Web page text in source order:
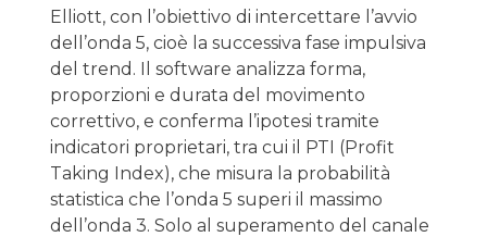
Elliott, con l’obiettivo di intercettare l’avvio
dell’onda 5, cioè la successiva fase impulsiva
del trend. Il software analizza forma,
proporzioni e durata del movimento
correttivo, e conferma l’ipotesi tramite
indicatori proprietari, tra cui il PTI (Profit
Taking Index), che misura la probabilità
statistica che l’onda 5 superi il massimo
dell’onda 3. Solo al superamento del canale